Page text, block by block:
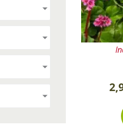
Plantes
Plantes
Lavande